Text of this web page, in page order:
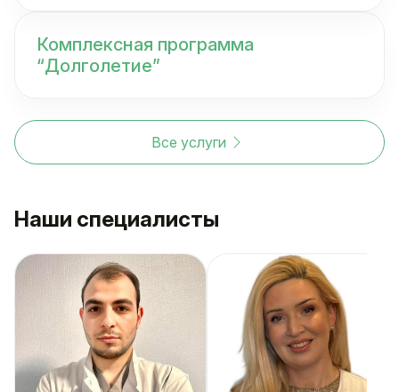
Комплексная программа
“Долголетие”
Все услуги
Наши специалисты